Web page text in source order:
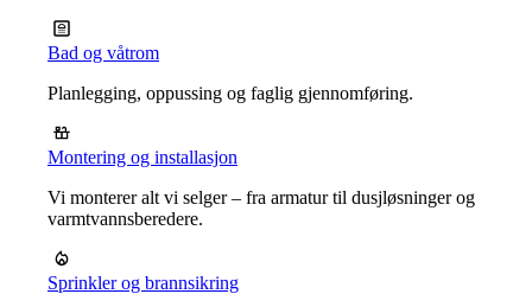
Bad og våtrom
Planlegging, oppussing og faglig gjennomføring.
Montering og installasjon
Vi monterer alt vi selger – fra armatur til dusjløsninger og
varmtvannsberedere.
Sprinkler og brannsikring